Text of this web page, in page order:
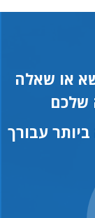
או שאלה
שלכם
עבורך